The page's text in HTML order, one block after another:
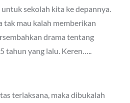
sekolah kita ke depannya.
tak mau kalah memberikan
drama tentang
tahun yang lalu. Keren…..
terlaksana, maka dibukalah